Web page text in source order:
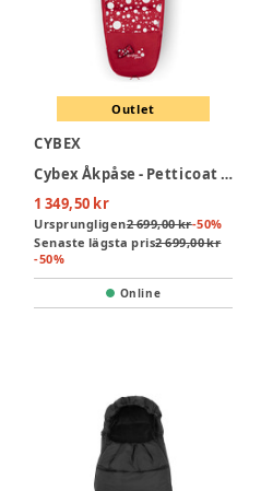
Outlet
CYBEX
Cybex Åkpåse - Petticoat Red
1 349,50 kr
Ursprungligen2 699,00 kr-50%
Senaste lägsta pris2 699,00 kr
-50%
Online